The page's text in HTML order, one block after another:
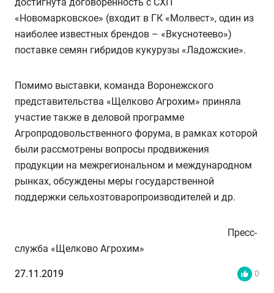
«Новомарковское» (входит в ГК «Молвест», один из
наиболее известных брендов – «Вкуснотеево»)
поставке семян гибридов кукурузы «Ладожские».
Помимо выставки, команда Воронежского
представительства «Щелково Агрохим» приняла
участие также в деловой программе
Агропродовольственного форума, в рамках которой
были рассмотрены вопросы продвижения
продукции на межрегиональном и международном
рынках, обсуждены меры государственной
поддержки сельхозтоваропроизводителей и др.
Пресс-
служба «Щелково Агрохим»
27.11.2019 0